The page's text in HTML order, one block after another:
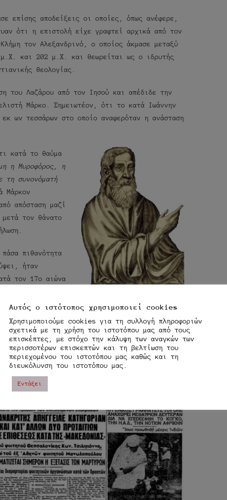
επίσης αποδείξεις οι οποίες, όπως ανέφερε,
ότι η επιστολή είχε γραφτεί αρχικά από τον
τον Αλεξανδρινό, ο οποίος άκμασε μεταξύ
και 202 μ.Χ. και θεωρείται ως ο ιδρυτής
θεολογίας.
του Λαζάρου από τον Ιησού και απέδιδε την
Μάρκο. Σημειωτέον, ότι το κατά Ιωάννην
ων τεσσάρων στο οποίο αναφερόταν η ανάσταση
Κλήμης ο Αλεξανδρεύς
(περίπου 150 μ.Χ. –
περίπου 215 μ.Χ.)
κατά το θαύμα
η Μυροφόρος, η
τη συνονόματή
Μάρκον
απόσταση μαζί
τον θάνατο
πιθανότητα
ήταν
τον 17ο αιώνα
βιβλίου που
δέχονταν ότι η
Κλήμη τον
οι υφιστάμενες απόψεις όσον αφορά στη
και τον χαρακτήρα των ευαγγελίων.
“ΜΑΚΕΔΟΝΙΑ”, στις 31/12/1960…
Αυτός ο ιστότοπος χρησιμοποιεί cookies
Χρησιμοποιούμε cookies για τη συλλογή πληροφοριών
σχετικά με τη χρήση του ιστοτόπου μας από τους
επισκέπτες, με στόχο την κάλυψη των αναγκών των
περισσοτέρων επισκεπτών και τη βελτίωση του
περιεχομένου του ιστοτόπου μας καθώς και τη
διευκόλυνση του ιστοτόπου μας.
Εντάξει